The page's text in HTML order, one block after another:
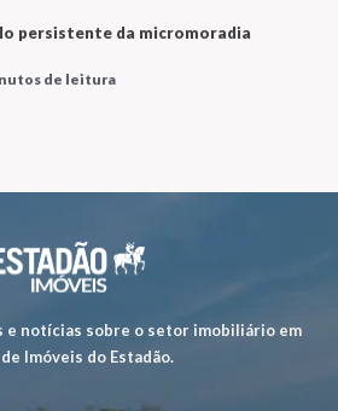
persistente da micromoradia
de leitura
e notícias sobre o setor imobiliário em
Imóveis do Estadão.